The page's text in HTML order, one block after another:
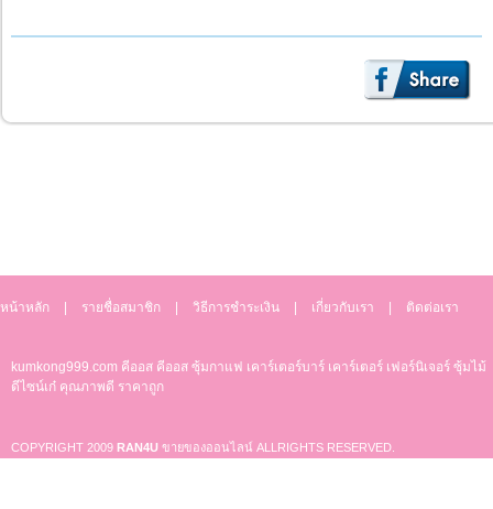
หน้าหลัก รายชื่อสมาชิก วิธีการชำระเงิน เกี่ยวกับเรา ติดต่อเรา
kumkong999.com คีออส คีออส ซุ้มกาแฟ เคาร์เตอร์บาร์ เคาร์เตอร์ เฟอร์นิเจอร์ ซุ้มไม้
ดีไซน์เก๋ คุณภาพดี ราคาถูก
COPYRIGHT 2009 RAN4U ขายของออนไลน์ ALLRIGHTS RESERVED.